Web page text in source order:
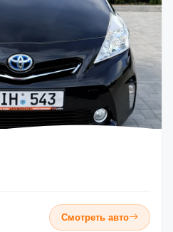
Смотреть авто